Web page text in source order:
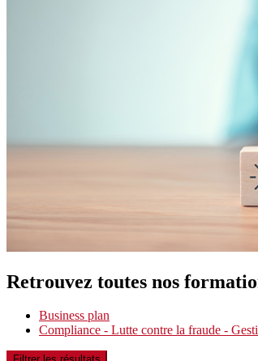
Retrouvez toutes nos
Business plan
Compliance - Lutte contre la fraude -